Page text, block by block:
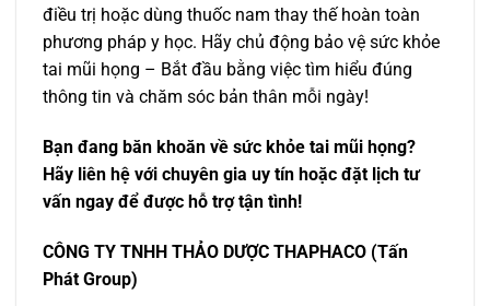
điều trị hoặc dùng thuốc nam thay thế hoàn toàn
phương pháp y học. Hãy chủ động bảo vệ sức khỏe
tai mũi họng – Bắt đầu bằng việc tìm hiểu đúng
thông tin và chăm sóc bản thân mỗi ngày!
Bạn đang băn khoăn về sức khỏe tai mũi họng?
Hãy liên hệ với chuyên gia uy tín hoặc đặt lịch tư
vấn ngay để được hỗ trợ tận tình!
CÔNG TY TNHH THẢO DƯỢC THAPHACO (Tấn
Phát Group)